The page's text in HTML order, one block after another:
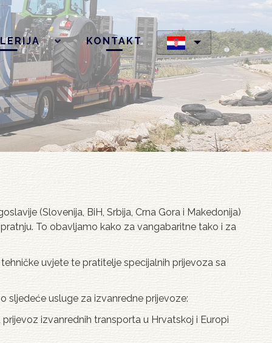
KONTAKT
(Slovenija, BiH, Srbija, Crna Gora i Makedonija)
To obavljamo kako za vangabaritne tako i za
uvjete te pratitelje specijalnih prijevoza sa
sljedeće usluge za izvanredne prijevoze:
izvanrednih transporta u Hrvatskoj i Europi